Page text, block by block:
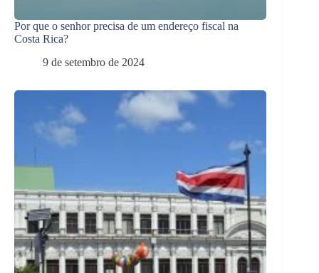
Por que o senhor precisa de um endereço fiscal na
Costa Rica?
9 de setembro de 2024